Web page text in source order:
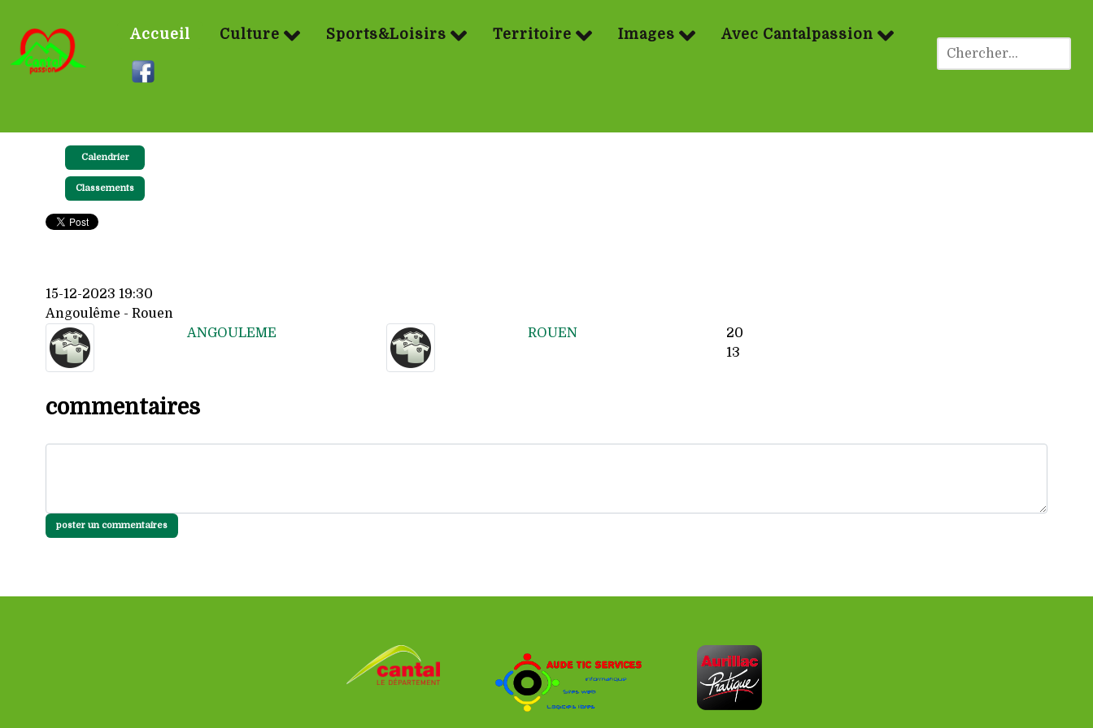
Accueil Culture Sports&Loisirs Territoire Images Avec Cantalpassion
Calendrier
Classements
15-12-2023 19:30
Angoulême - Rouen
ANGOULEME
ROUEN
20
13
commentaires
poster un commentaires